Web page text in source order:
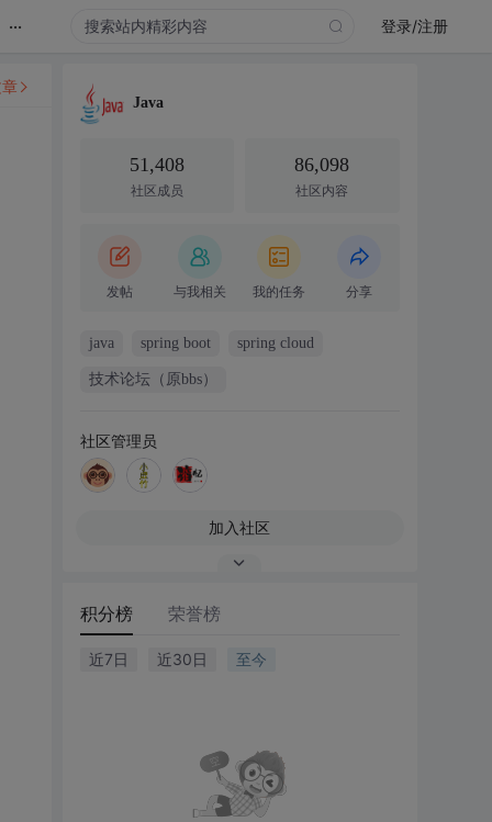
... 登录/注册
Java
51,408
社区成员
86,098
社区内容
发帖 与我相关 我的任务 分享
java spring boot spring cloud
技术论坛（原bbs）
社区管理员
加入社区
积分榜 荣誉榜
近7日 近30日 至今